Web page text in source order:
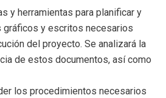
y herramientas para planificar y
gráficos y escritos necesarios
del proyecto. Se analizará la
de estos documentos, así como
los procedimientos necesarios